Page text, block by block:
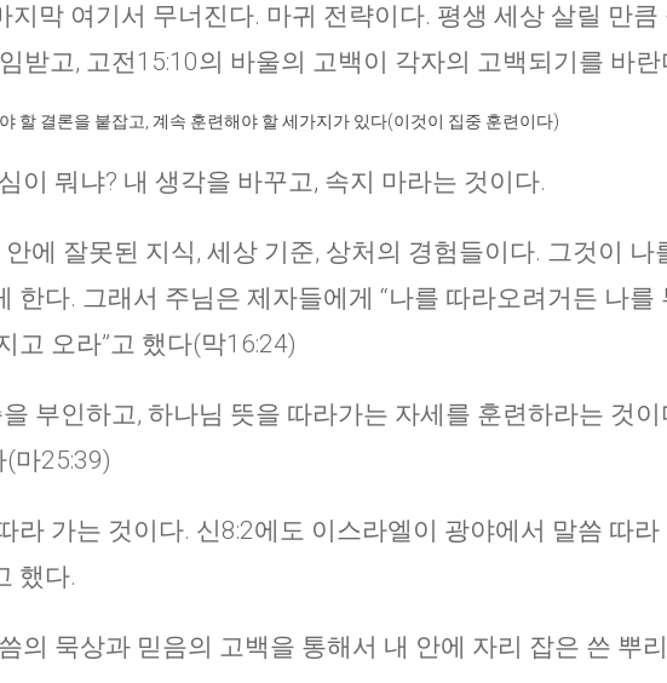
지막 여기서 무너진다. 마귀 전략이다. 평생 세상 살릴 만큼
받고, 고전15:10의 바울의 고백이 각자의 고백되기를 바란
할 결론을 붙잡고, 계속 훈련해야 할 세가지가 있다(이것이 집중 훈련이다)
이 뭐냐? 내 생각을 바꾸고, 속지 마라는 것이다.
에 잘못된 지식, 세상 기준, 상처의 경험들이다. 그것이 나
한다. 그래서 주님은 제자들에게 “나를 따라오려거든 나를
고 오라”고 했다(막16:24)
부인하고, 하나님 뜻을 따라가는 자세를 훈련하라는 것이
마25:39)
라 가는 것이다. 신8:2에도 이스라엘이 광야에서 말씀 따라
했다.
의 묵상과 믿음의 고백을 통해서 내 안에 자리 잡은 쓴 뿌